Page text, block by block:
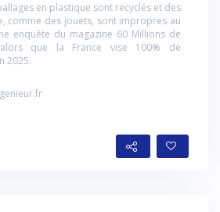
en plastique sont recyclés et des
comme des jouets, sont impropres au
enquête du magazine 60 Millions de
alors que la France vise 100% de
2025.